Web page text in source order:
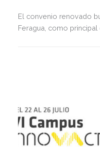
El convenio renovado
Feragua, como